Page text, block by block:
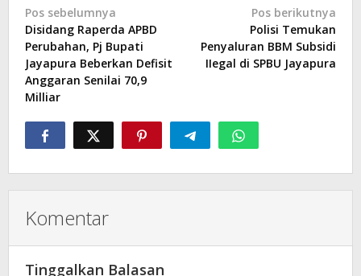
Navigasi
pos
Pos sebelumnya
Disidang Raperda APBD
Perubahan, Pj Bupati
Jayapura Beberkan Defisit
Anggaran Senilai 70,9
Milliar
Pos berikutnya
Polisi Temukan
Penyaluran BBM Subsidi
IIegal di SPBU Jayapura
Komentar
Tinggalkan Balasan